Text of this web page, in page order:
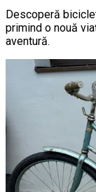
Descoperă
primind o nouă
aventură.